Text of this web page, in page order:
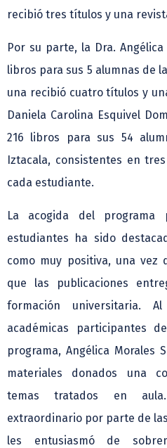
recibió tres títulos y una
Por su parte, la Dra.
libros para sus 5 alumnas de
una recibió cuatro títulos y
Daniela Carolina Esquivel
216 libros para sus 54
Iztacala, consistentes en
cada estudiante.
La acogida del
estudiantes ha sido
como muy positiva, una vez
que las publicaciones
formación universitaria.
académicas participantes
programa, Angélica Morales
materiales donados una
temas tratados en
extraordinario por parte de
les entusiasmó de